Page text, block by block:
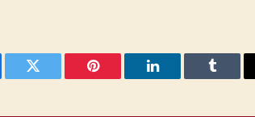
Twitter Pinterest LinkedIn Tumblr